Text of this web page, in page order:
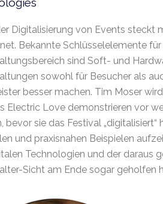
Digitalisierung von Events steckt
Bekannte Schlüsselelemente
sind Soft- und
sowohl für Besucher als
besser machen. Tim Moser
Electric Love demonstrieren vor
bevor sie das Festival „digitalisiert“
und praxisnahen Beispielen
Technologien und der daraus
Sicht am Ende sogar geholfen